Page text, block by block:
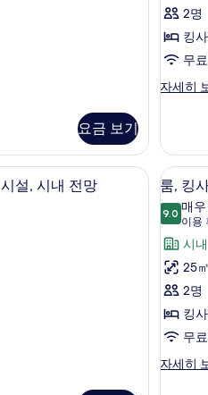
요금 보기
사
이
즈
침
개,
시
내
전
망
사
진
모
두
보
기
31
개)
2명
킹
무
자세히
디
킹
사
이
즈
침
개,
시
내
전
자
세
히
침구, 오리/거위털 이불, 객실 내 금고, 책상
설, 시내 전망
룸,
킹
사
이
즈
침
대
1
개,
8
룸, 킹
9.09.0점
매
이용
(이
용
후
기
2
개)
시
25㎡
2명
킹
무
자세히
룸,